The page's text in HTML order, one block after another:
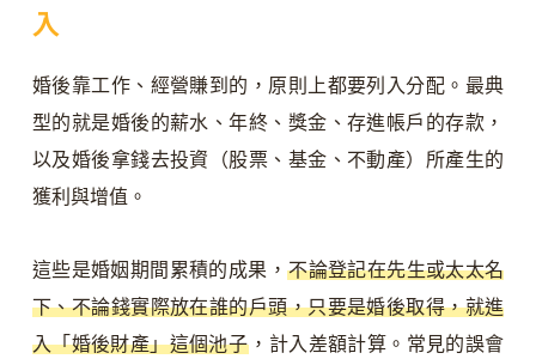
入
婚後靠工作、經營賺到的，原則上都要列入分配。最典
型的就是婚後的薪水、年終、獎金、存進帳戶的存款，
以及婚後拿錢去投資（股票、基金、不動產）所產生的
獲利與增值。
這些是婚姻期間累積的成果， 不論登記在先生或太太名
下、不論錢實際放在誰的戶頭，只要是婚後取得，就進
入「婚後財產」這個池子 ，計入差額計算。常見的誤會